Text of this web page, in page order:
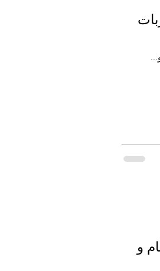
و مكافحة حمام و